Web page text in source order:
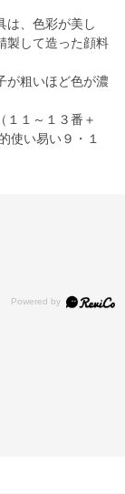
は、色彩が美し
製して造った顔料
が粗いほど色が濃
１１～１３番＋
使い易い９・１